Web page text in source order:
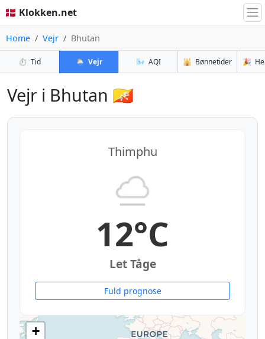
🇩🇰 Klokken.net
Home Vejr Bhutan
⏱️ Tid 🌦️ Vejr 🌬️ AQI 🕌 Bønnetider 🎉
Vejr i Bhutan 🇧🇹
Thimphu
12°C
Let Tåge
Fuld prognose
+